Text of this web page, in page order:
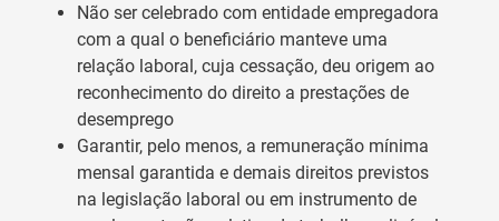
Não ser celebrado com entidade empregadora
com a qual o beneficiário manteve uma
relação laboral, cuja cessação, deu origem ao
reconhecimento do direito a prestações de
desemprego
Garantir, pelo menos, a remuneração mínima
mensal garantida e demais direitos previstos
na legislação laboral ou em instrumento de